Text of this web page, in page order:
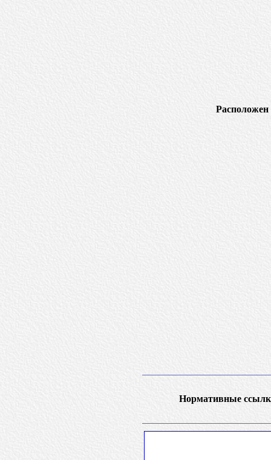
Расположен
Нормативные